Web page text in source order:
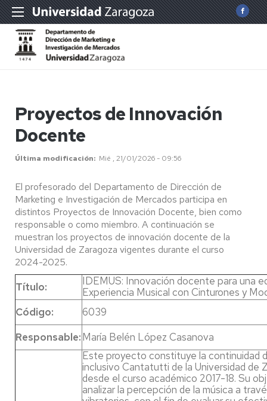
Proyectos de Innovación
Docente
Última modificación Mié , 21/01/2026 - 09:56
El profesorado del Departamento de Dirección de
Marketing e Investigación de Mercados participa en
distintos Proyectos de Innovación Docente, bien como
responsable o como miembro. A continuación se
muestran los proyectos de innovación docente de la
Universidad de Zaragoza vigentes durante el curso
2024-2025.
Título:
IDEMUS: Innovación docente para una
Experiencia Musical con Cinturones y
Código:
6039
Responsable:María Belén López Casanova
Este proyecto constituye la continuidad
inclusivo Cantatutti de la Universidad de
desde el curso académico 2017-18. Su
analizar la percepción de la música a